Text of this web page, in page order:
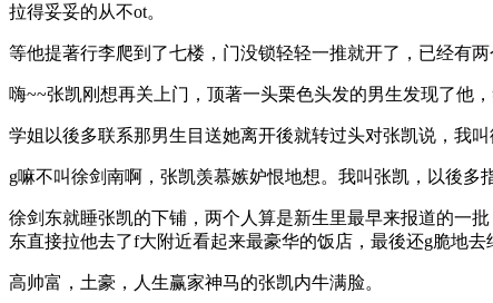
拉得妥妥的从不ot。
等他提著行李爬到了七楼，门没锁轻轻一推就开了，已经有
嗨~~张凯刚想再关上门，顶著一头栗色头发的男生发现了他
学姐以後多联系那男生目送她离开後就转过头对张凯说，我叫
g嘛不叫徐剑南啊，张凯羡慕嫉妒恨地想。我叫张凯，以後多
徐剑东就睡张凯的下铺，两个人算是新生里最早来报道的一
东直接拉他去了f大附近看起来最豪华的饭店，最後还g脆地去
高帅富，土豪，人生赢家神马的张凯内牛满脸。